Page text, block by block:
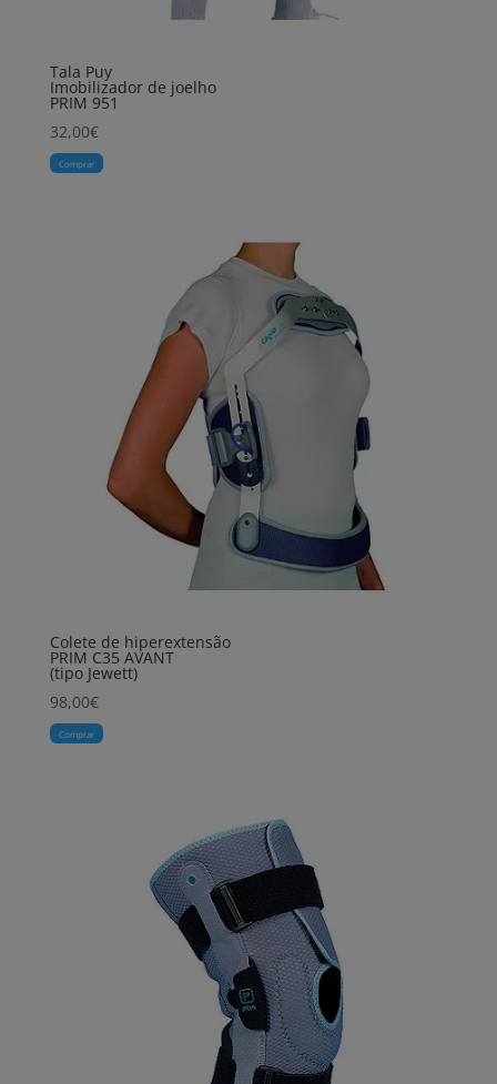
Tala Puy
Imobilizador de joelho
PRIM 951
32,00€
Comprar
Colete de hiperextensão
PRIM C35 AVANT
(tipo Jewett)
98,00€
Comprar